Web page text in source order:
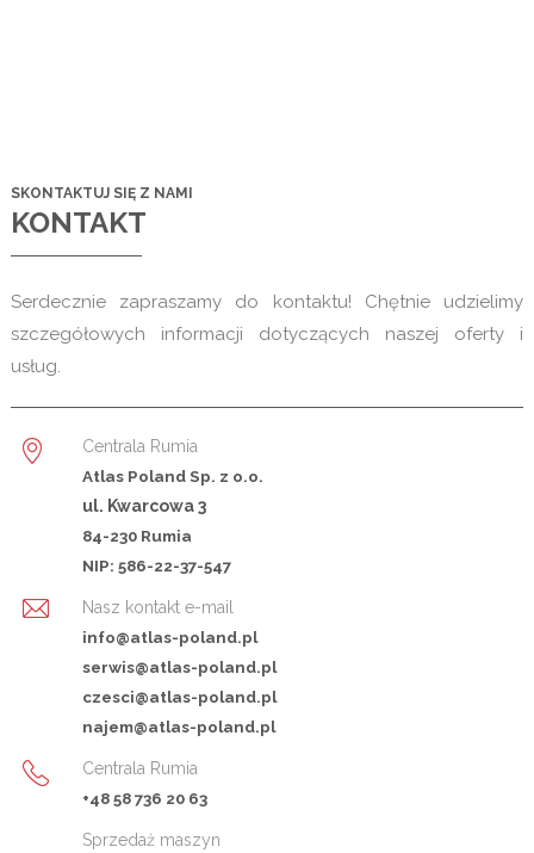
KONTAKT
SKONTAKTUJ SIĘ Z NAMI
Serdecznie zapraszamy do kontaktu! Chętnie udzielimy
szczegółowych informacji dotyczących naszej oferty i
usług.
Centrala Rumia
Atlas Poland Sp. z o.o.
ul. Kwarcowa 3
84-230 Rumia
NIP: 586-22-37-547
Nasz kontakt e-mail
info@atlas-poland.pl
serwis@atlas-poland.pl
czesci@atlas-poland.pl
najem@atlas-poland.pl
Centrala Rumia
+48 58 736 20 63
Sprzedaż maszyn